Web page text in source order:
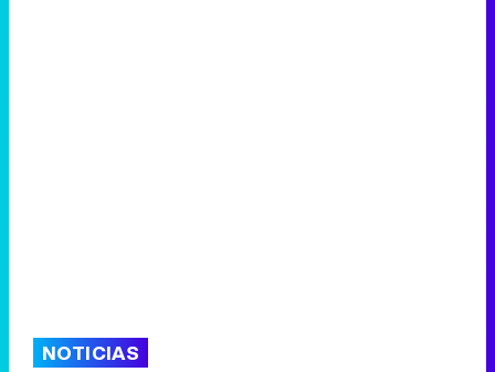
NOTICIAS